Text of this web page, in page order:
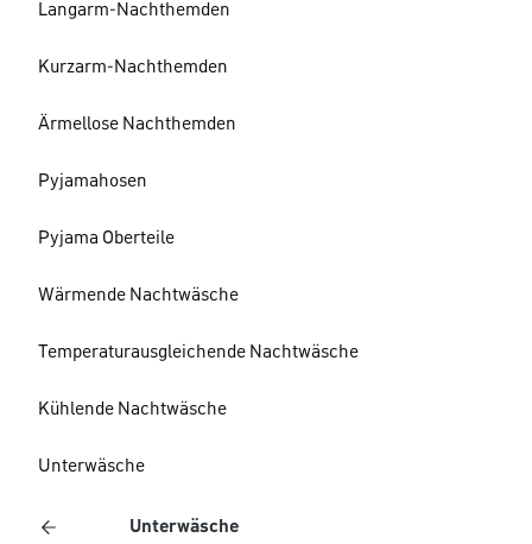
Langarm-Nachthemden
Kurzarm-Nachthemden
Ärmellose Nachthemden
Pyjamahosen
Pyjama Oberteile
Wärmende Nachtwäsche
Temperaturausgleichende Nachtwäsche
Kühlende Nachtwäsche
Unterwäsche
Unterwäsche